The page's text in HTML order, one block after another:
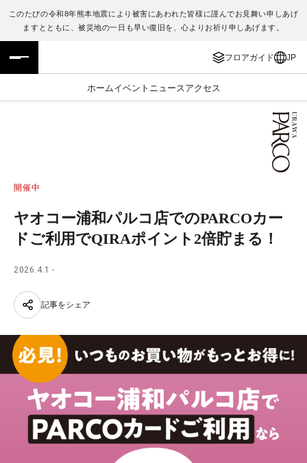
このたびの令和8年熊本地震により被害にあわれた皆様に謹んでお見舞い申しあげ
ますとともに、被災地の一日も早い復旧を、心よりお祈り申しあげます。
フロアガイド JP
ホームイベント ニュース アクセス
フロアガイド
施設案内・アクセス
ENGLISH
繁体字
開催中
ヤオコー浦和パルコ店でのPARCOカー
ドご利用でQIRAポイント2倍貯まる！
2026.4.1 -
記事をシェア